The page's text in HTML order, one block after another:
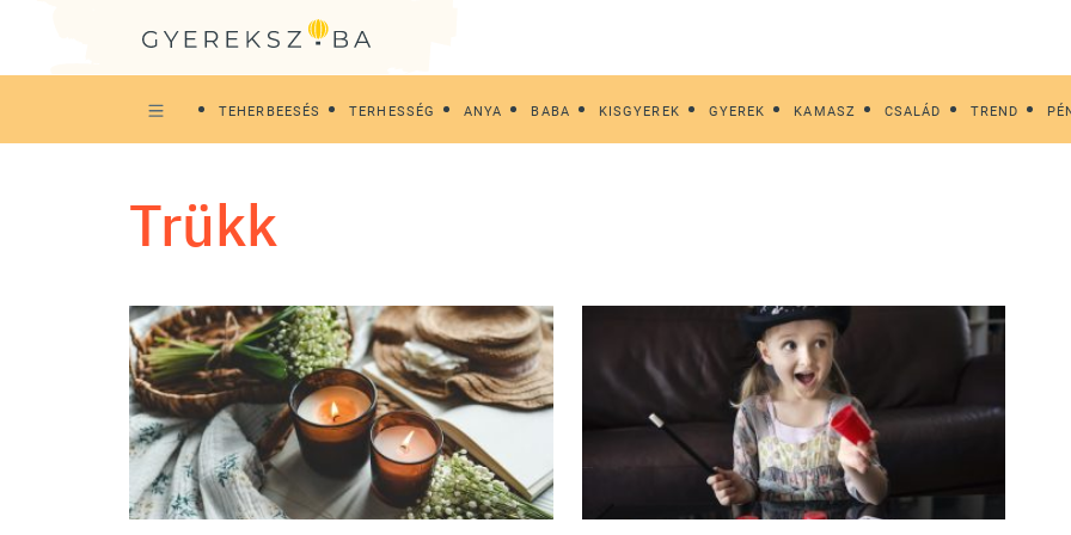
TEHERBEESÉS TERHESSÉG ANYA BABA KISGYEREK GYEREK KAMASZ CSALÁD TREND
trükk